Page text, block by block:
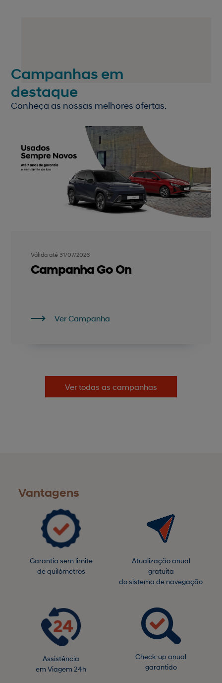
Campanhas em
destaque
Conheça as nossas melhores ofertas.
Válida até 31/07/2026
Campanha Go On
Ver Campanha
Ver todas as campanhas
Vantagens
Garantia sem limite
de quilómetros
Atualização anual
gratuita
do sistema de navegação
Assistência
em Viagem 24h
Check-up anual
garantido